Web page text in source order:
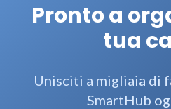
Pronto a
tua
Unisciti a migliaia di
SmartHub